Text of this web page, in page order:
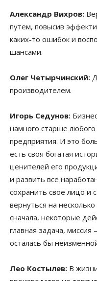
Александр Вихров:
путем, повысив
каких-то ошибок и
шансами.
Олег Четырчинский:
производителем.
Игорь Седунов:
намного старше
предприятия. И это
есть своя богатая
ценителей его
и развить все
сохранить свое лицо и
вернуться на
сначала, некоторые
главная задача,
осталась бы
Лео Костылев: В